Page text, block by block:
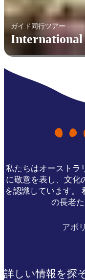
ガイド同行ツアー
International
私たちはオーストラ
に敬意を表し、文化
を認識しています。
の長老
アボ
詳しい情報を探